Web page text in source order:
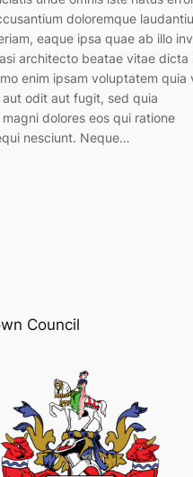
doloremque
eaque ipsa quae ab illo
architecto beatae vitae dicta
enim ipsam voluptatem quia
odit aut fugit, sed quia
dolores eos qui ratione
nesciunt. Neque…
Council